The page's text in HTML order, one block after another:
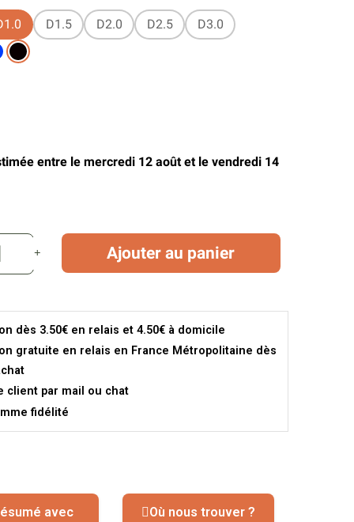
D1.5 D2.0 D2.5
D3.0
entre le mercredi 12 août et le vendredi 14
Ajouter au panier
dès 3.50€ en relais et 4.50€ à domicile
gratuite en relais en France Métropolitaine dès
client par mail ou chat
fidélité
avec
Où nous trouver ?